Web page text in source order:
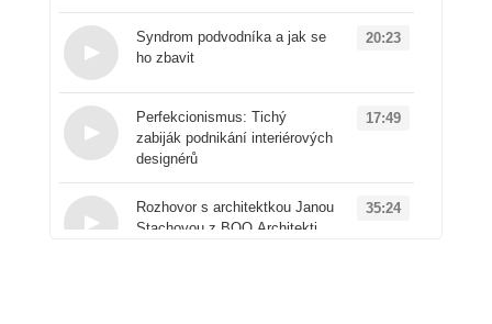
Syndrom podvodníka a jak se
ho zbavit
Loading...
20:23
Perfekcionismus: Tichý
zabiják podnikání interiérových
designérů
17:49
Rozhovor s architektkou Janou
Stachovou z BOQ Architekti
35:24